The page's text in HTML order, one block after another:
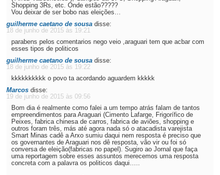
Shopping 3Rs, etc. Onde estão?????
Vou deixar de ser bobo nas eleições…
guilherme caetano de sousa disse:
18 de junho de 2015 às 19:21
parabens pelos comentarios nego veio ,araguari tem que acbar com
esses tipos de politicos
guilherme caetano de sousa disse:
18 de junho de 2015 às 19:22
kkkkkkkkkk o povo ta acordando aguardem kkkkk
Marcos disse:
19 de junho de 2015 às 09:56
Bom dia é realmente como falei a um tempo atrás falam de tantos
empreendimentos para Araguari (Cimento Lafarge, Frigorífico de
Peixes, fabrica chinesa de carros, fabrica de aviões, shopping e
outros foram três, más até agora nada só o atacadista varejista
Smart Minas cadê a Arxo sumiu daqui nem resposta é preciso que
os governantes de Araguari nos dê resposta, vão vir ou foi só
conversa de eleição(fabricas no papel). Sugiro ao Jornal que faça
uma reportagem sobre esses assuntos merecemos uma resposta
concreta com a palavra os politicos daqui…..